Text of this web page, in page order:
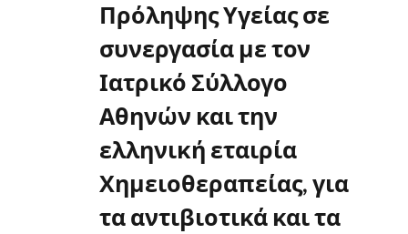
Πρόληψης Υγείας σε
συνεργασία με τον
Ιατρικό Σύλλογο
Αθηνών και την
ελληνική εταιρία
Χημειοθεραπείας, για
τα αντιβιοτικά και τα